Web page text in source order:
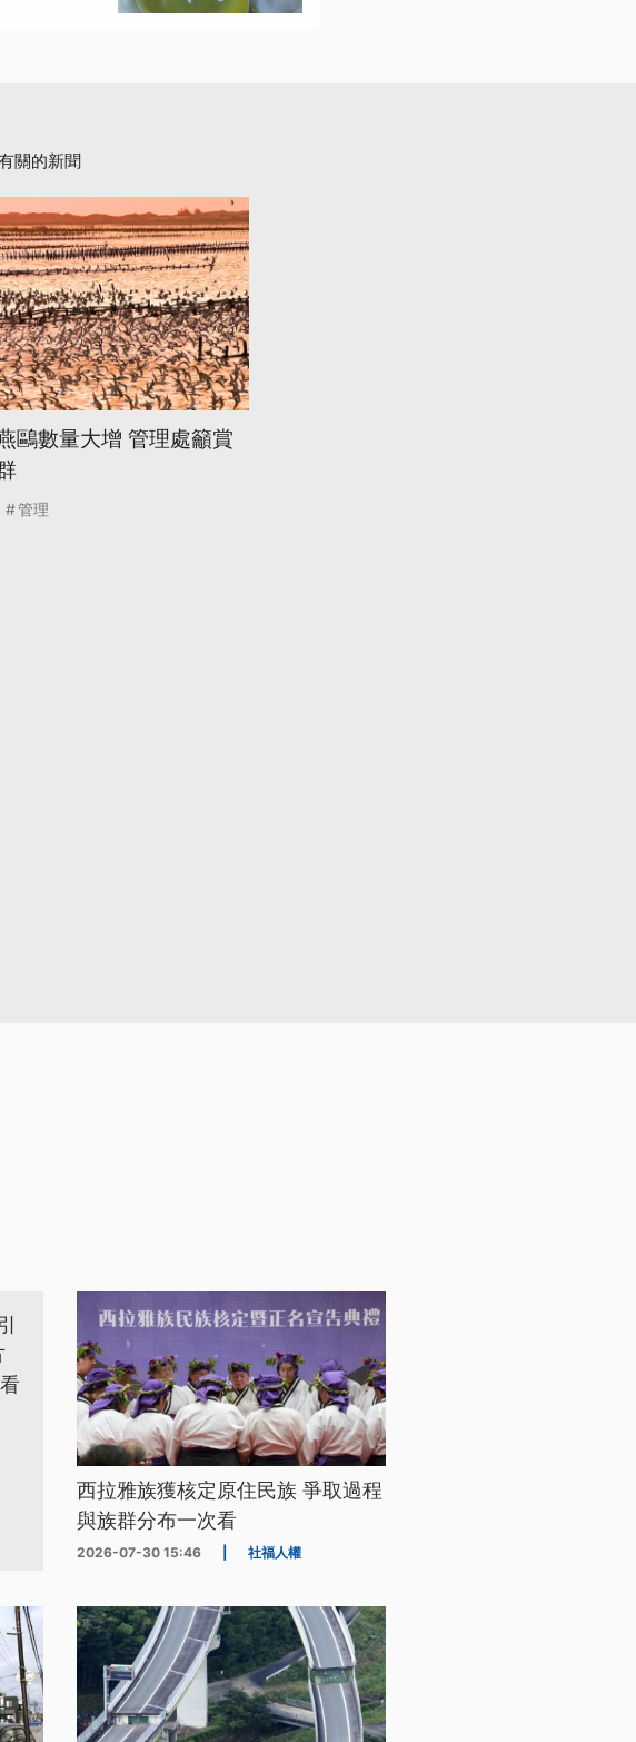
關的新聞
鷗數量大增 管理處籲賞
管理
西拉雅族獲核定原住民族 爭取過程
與族群分布一次看
2026-07-30 15:46 社福人權